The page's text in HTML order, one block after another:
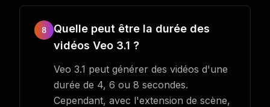
8
Quelle peut être la durée des
vidéos Veo 3.1 ?
Veo 3.1 peut générer des vidéos d'une
durée de 4, 6 ou 8 secondes.
Cependant, avec l'extension de scène,